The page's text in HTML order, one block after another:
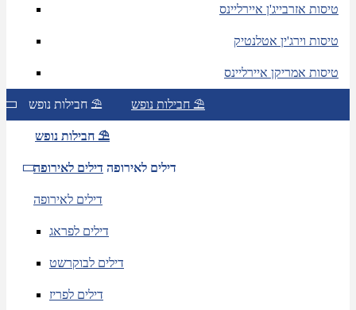
טיסות אזרבייג'ן איירליינס
טיסות וירג'ין אטלנטיק
טיסות אמריקן איירליינס
חבילות נופש ⛱ חבילות נופש ⛱
חבילות נופש ⛱
דילים לאירופה דילים לאירופה
דילים לאירופה
דילים לפראג
דילים לבוקרשט
דילים לפריז